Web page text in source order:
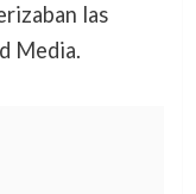
las
Media.